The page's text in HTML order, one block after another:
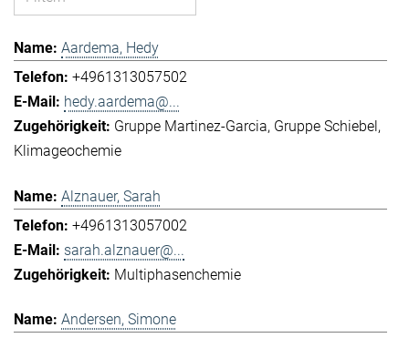
Aardema, Hedy
+4961313057502
hedy.aardema@...
Gruppe Martinez-Garcia Gruppe Schiebel
Klimageochemie
Alznauer, Sarah
+4961313057002
sarah.alznauer@...
Multiphasenchemie
Andersen, Simone